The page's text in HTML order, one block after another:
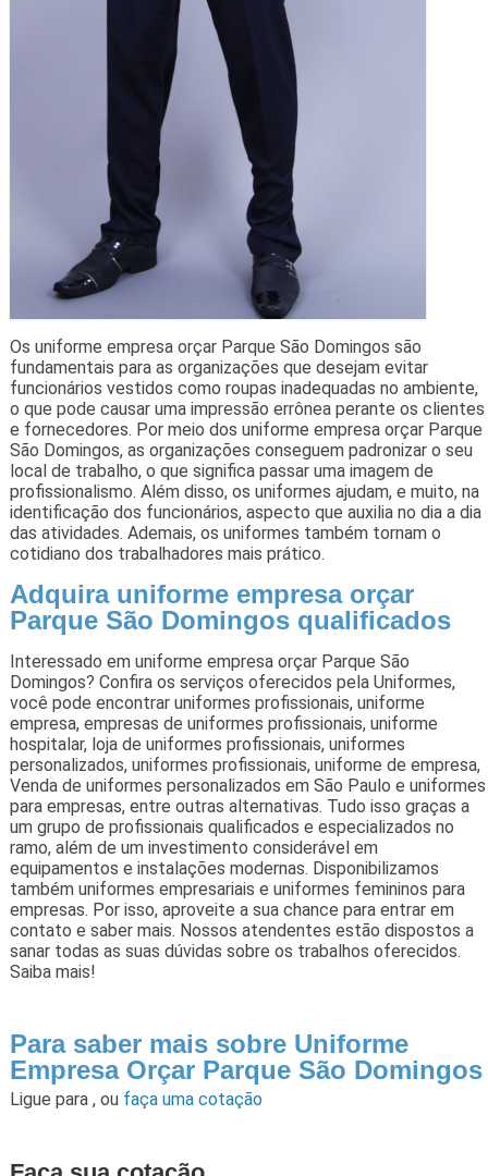
Os uniforme empresa orçar Parque São Domingos são
fundamentais para as organizações que desejam evitar
funcionários vestidos como roupas inadequadas no ambiente,
o que pode causar uma impressão errônea perante os clientes
e fornecedores. Por meio dos uniforme empresa orçar Parque
São Domingos, as organizações conseguem padronizar o seu
local de trabalho, o que significa passar uma imagem de
profissionalismo. Além disso, os uniformes ajudam, e muito, na
identificação dos funcionários, aspecto que auxilia no dia a dia
das atividades. Ademais, os uniformes também tornam o
cotidiano dos trabalhadores mais prático.
Adquira uniforme empresa orçar
Parque São Domingos qualificados
Interessado em uniforme empresa orçar Parque São
Domingos? Confira os serviços oferecidos pela Uniformes,
você pode encontrar uniformes profissionais, uniforme
empresa, empresas de uniformes profissionais, uniforme
hospitalar, loja de uniformes profissionais, uniformes
personalizados, uniformes profissionais, uniforme de empresa,
Venda de uniformes personalizados em São Paulo e uniformes
para empresas, entre outras alternativas. Tudo isso graças a
um grupo de profissionais qualificados e especializados no
ramo, além de um investimento considerável em
equipamentos e instalações modernas. Disponibilizamos
também uniformes empresariais e uniformes femininos para
empresas. Por isso, aproveite a sua chance para entrar em
contato e saber mais. Nossos atendentes estão dispostos a
sanar todas as suas dúvidas sobre os trabalhos oferecidos.
Saiba mais!
Para saber mais sobre Uniforme
Empresa Orçar Parque São Domingos
Ligue para , ou faça uma cotação